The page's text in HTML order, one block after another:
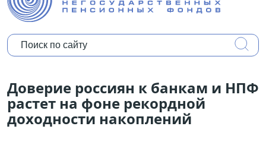
Организация:
Уполномочены ли Вы представлять
мнение организации?
Коротко о себе:
Доверие россиян к банкам и НПФ
растет на фоне рекордной
доходности накоплений